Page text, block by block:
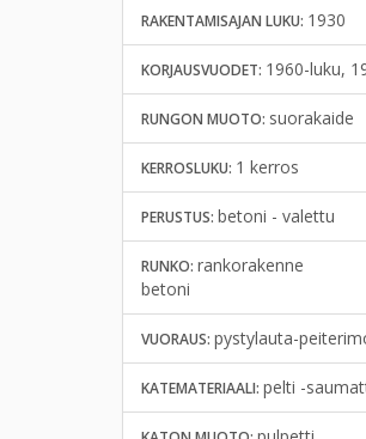
RAKENTAMISAJAN LUKU: 1930
KORJAUSVUODET: 1960-luku,
RUNGON MUOTO: suorakaide
KERROSLUKU: 1 kerros
PERUSTUS: betoni - valettu
RUNKO: rankorakenne
betoni
VUORAUS: pystylauta-
KATEMATERIAALI: pelti -